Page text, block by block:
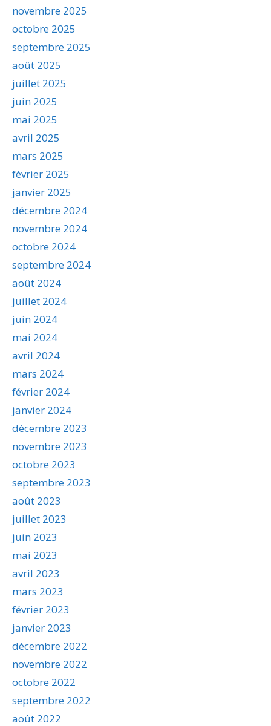
novembre 2025
octobre 2025
septembre 2025
août 2025
juillet 2025
juin 2025
mai 2025
avril 2025
mars 2025
février 2025
janvier 2025
décembre 2024
novembre 2024
octobre 2024
septembre 2024
août 2024
juillet 2024
juin 2024
mai 2024
avril 2024
mars 2024
février 2024
janvier 2024
décembre 2023
novembre 2023
octobre 2023
septembre 2023
août 2023
juillet 2023
juin 2023
mai 2023
avril 2023
mars 2023
février 2023
janvier 2023
décembre 2022
novembre 2022
octobre 2022
septembre 2022
août 2022